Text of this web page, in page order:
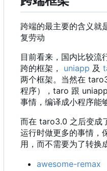
跨端的最主要的含义就
复劳动
目前看来，国内比较
跨的框架， uniapp 及
两个框架。当然在
程序） ， taro 跟
事情，编译成小程序能
而在 taro3.0 之后变成
运行时做更多的事情，
用，而不需要为了转换
awesome-remax